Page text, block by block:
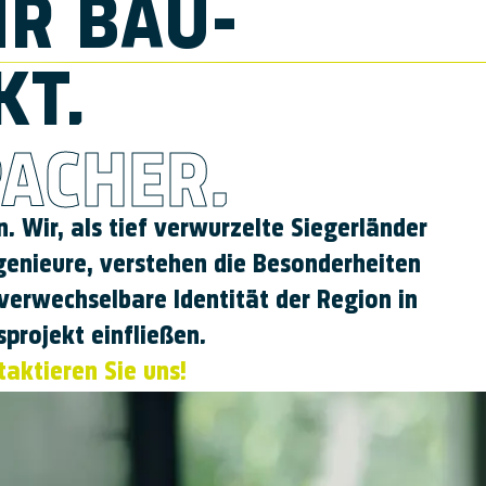
BAU­
Wir, als tief ver­wurzelte Sieger­länder
verstehen die Be­sonder­heiten
Identität der Region in
ein­fließen.
Sie uns!